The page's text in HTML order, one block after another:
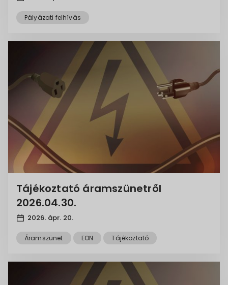
Pályázati felhívás
Tájékoztató áramszünetről
2026.04.30.
2026. ápr. 20.
Áramszünet EON Tájékoztató